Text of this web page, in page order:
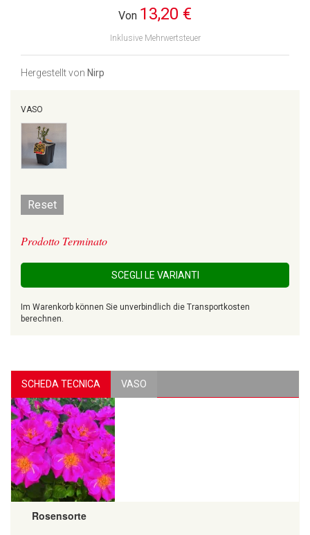
Von 13,20 €
Inklusive Mehrwertsteuer
Hergestellt von Nirp
VASO
Reset
Prodotto Terminato
SCEGLI LE VARIANTI
Im Warenkorb können Sie unverbindlich die Transportkosten
berechnen.
SCHEDA TECNICA VASO
Rosensorte